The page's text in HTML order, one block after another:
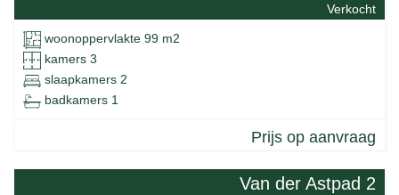
Verkocht
woonoppervlakte 99 m2
kamers 3
slaapkamers 2
badkamers 1
Prijs op aanvraag
Van der Astpad 2